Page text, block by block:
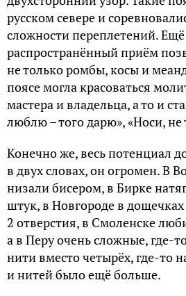
русском севере и
сложности переплетений.
распространённый приём
не только ромбы, косы и
поясе могла красоваться
мастера и владельца, а то и
люблю – того дарю», «Носи, не
Конечно же, весь потенциал
в двух словах, он огромен. В
низали бисером, в Бирке
штук, в Новгороде в
2 отверстия, в Смоленске
а в Перу очень сложные, где-
нити вместо четырёх, где-то
и нитей было ещё больше.